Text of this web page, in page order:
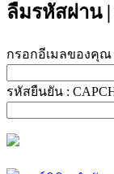
ลืมรหัสผ่าน |
กรอกอีเมลของคุณ
รหัสยืนยัน :